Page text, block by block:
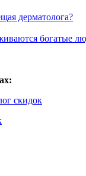
дерматолога?
богатые
скидок